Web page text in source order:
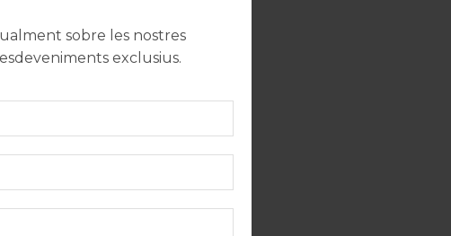
sobre les nostres
exclusius.
madura i una
notes de